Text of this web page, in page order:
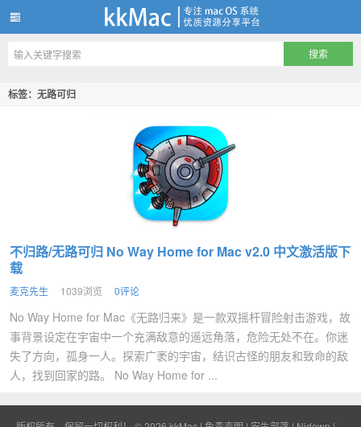
kkMac
标签：无路可归
不归路/无路可归 No Way Home for Mac v2.0 中文激活版下
载
麦克先生 1039浏览 0评论
No Way Home for Mac《无路归来》是一款双摇杆冒险射击游戏，故
事背景设定在宇宙中一个充满敌意的遥远角落，危险无处不在。你迷
失了方向，孤身一人。探索广袤的宇宙，结识古怪的朋友和致命的敌
人，找到回家的路。 No Way Home for ...